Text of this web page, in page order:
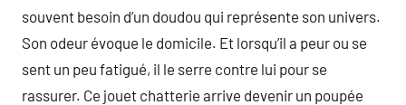
souvent besoin d’un doudou qui représente son univers.
Son odeur évoque le domicile. Et lorsqu’il a peur ou se
sent un peu fatigué, il le serre contre lui pour se
rassurer. Ce jouet chatterie arrive devenir un poupée